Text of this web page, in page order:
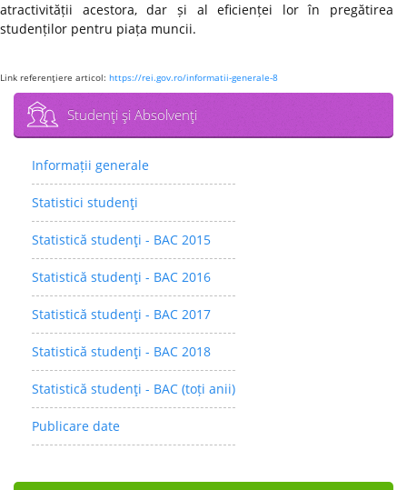
atractivității acestora, dar și al eficienței lor în pregătirea
studenților pentru piața muncii.
Link referenţiere articol: https://rei.gov.ro/informatii-generale-8
Studenţi şi Absolvenţi
Informații generale
Statistici studenţi
Statistică studenţi - BAC 2015
Statistică studenţi - BAC 2016
Statistică studenţi - BAC 2017
Statistică studenţi - BAC 2018
Statistică studenţi - BAC (toți anii)
Publicare date